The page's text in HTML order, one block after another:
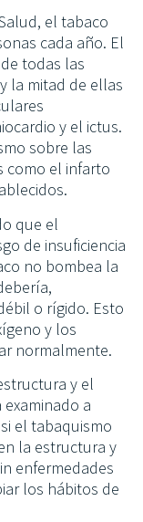
el tabaco
cada año. El
todas las
la mitad de ellas
y el ictus.
sobre las
como el infarto
que el
de insuficiencia
no bombea la
o rígido. Esto
y los
normalmente.
y el
a
el tabaquismo
la estructura y
enfermedades
los hábitos de